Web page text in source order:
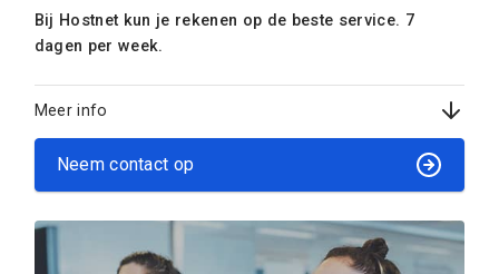
Bij Hostnet kun je rekenen op de beste service. 7
dagen per week.
Meer info
Neem contact op